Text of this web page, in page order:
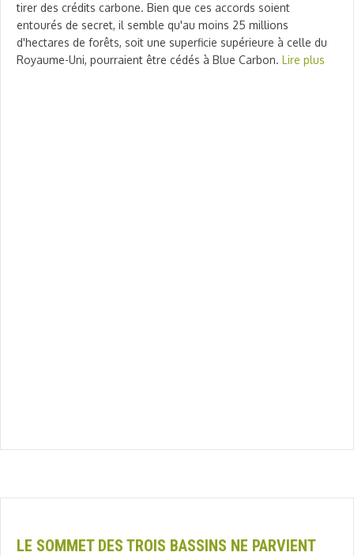
tirer des crédits carbone. Bien que ces accords soient
entourés de secret, il semble qu'au moins 25 millions
d'hectares de forêts, soit une superficie supérieure à celle du
Royaume-Uni, pourraient être cédés à Blue Carbon. Lire plus
LE SOMMET DES TROIS BASSINS NE PARVIENT